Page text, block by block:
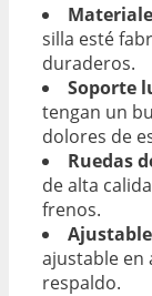
silla esté
duraderos.
Soporte
tengan un
dolores de
Ruedas
de alta
frenos.
ajustable en
respaldo.